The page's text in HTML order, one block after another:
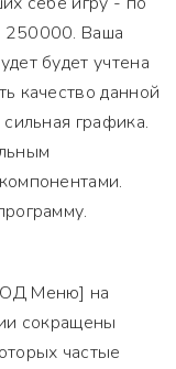
250000. Ваша
будет учтена
качество данной
графика.
Меню] на
сокращены
частые